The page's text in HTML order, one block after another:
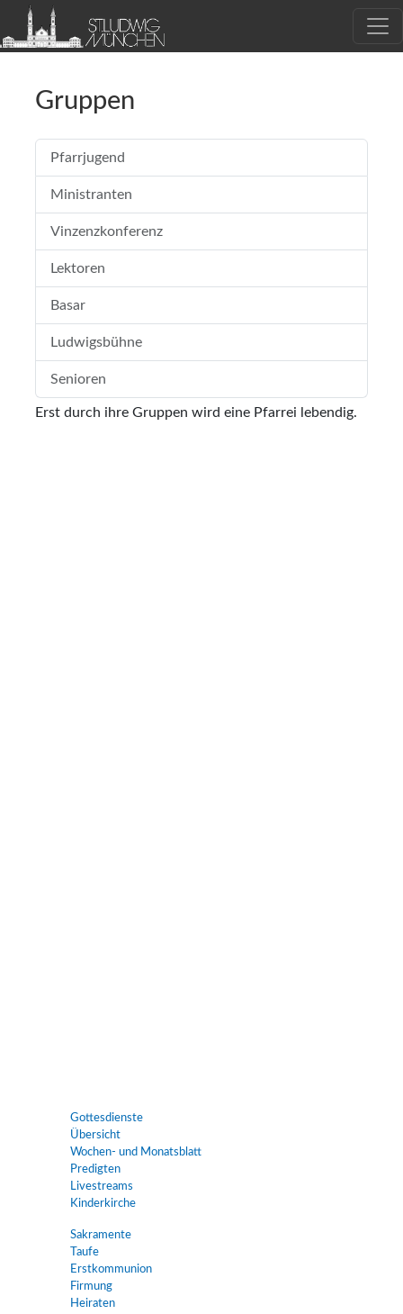
Gruppen
Pfarrjugend
Ministranten
Vinzenzkonferenz
Lektoren
Basar
Ludwigsbühne
Senioren
Erst durch ihre Gruppen wird eine Pfarrei lebendig.
Gottesdienste
Übersicht
Wochen- und Monatsblatt
Predigten
Livestreams
Kinderkirche
Sakramente
Taufe
Erstkommunion
Firmung
Heiraten